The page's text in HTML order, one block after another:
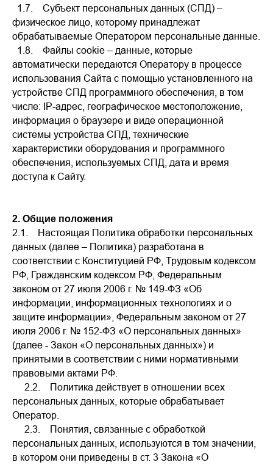
1.7. Субъект персональных данных (СПД) –
физическое лицо, которому принадлежат
обрабатываемые Оператором персональные данные.
1.8. Файлы cookie – данные, которые
автоматически передаются Оператору в процессе
использования Сайта с помощью установленного на
устройстве СПД программного обеспечения, в том
числе: IP-адрес, географическое местоположение,
информация о браузере и виде операционной
системы устройства СПД, технические
характеристики оборудования и программного
обеспечения, используемых СПД, дата и время
доступа к Сайту.
2. Общие положения
2.1. Настоящая Политика обработки персональных
данных (далее – Политика) разработана в
соответствии с Конституцией РФ, Трудовым кодексом
РФ, Гражданским кодексом РФ, Федеральным
законом от 27 июля 2006 г. № 149-ФЗ «Об
информации, информационных технологиях и о
защите информации», Федеральным законом от 27
июля 2006 г. № 152-ФЗ «О персональных данных»
(далее - Закон «О персональных данных») и
принятыми в соответствии с ними нормативными
правовыми актами РФ.
2.2. Политика действует в отношении всех
персональных данных, которые обрабатывает
Оператор.
2.3. Понятия, связанные с обработкой
персональных данных, используются в том значении,
в котором они приведены в ст. 3 Закона «О